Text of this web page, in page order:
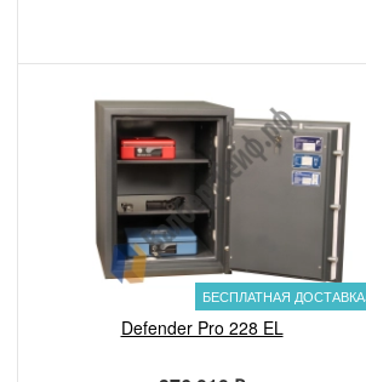
БЕСПЛАТНАЯ ДОСТАВКА
Defender Pro 228 EL